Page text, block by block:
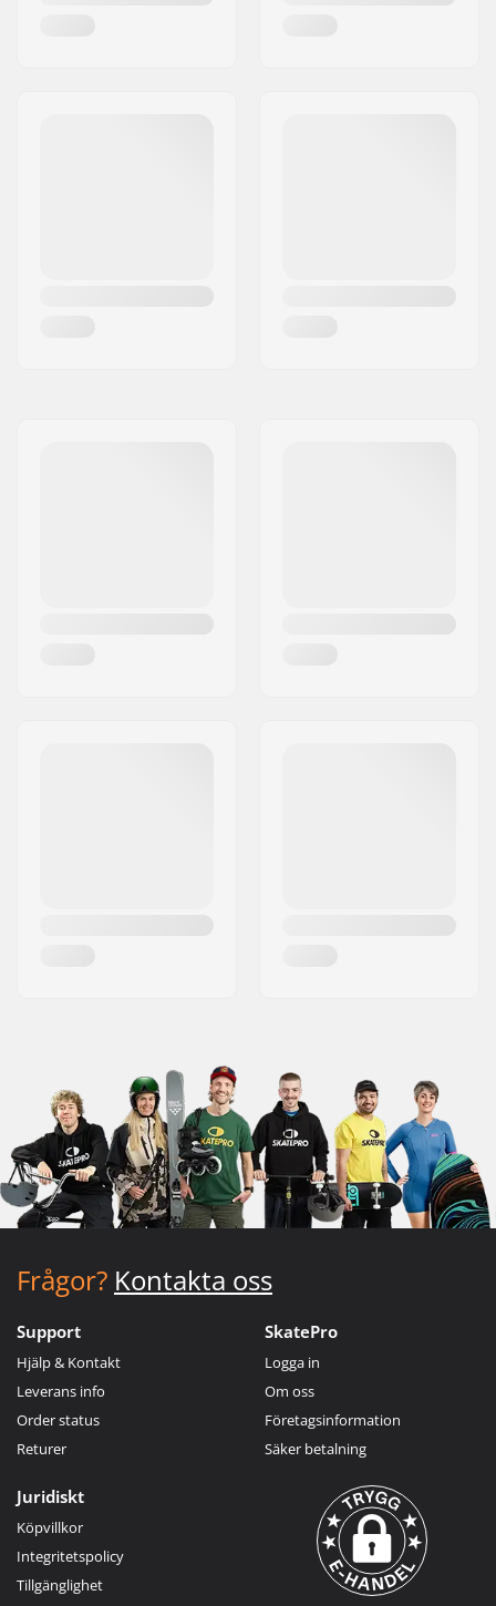
Frågor? Kontakta oss
Support
Hjälp & Kontakt
Leverans info
Order status
Returer
SkatePro
Logga in
Om oss
Företagsinformation
Säker betalning
Juridiskt
Köpvillkor
Integritetspolicy
Tillgänglighet